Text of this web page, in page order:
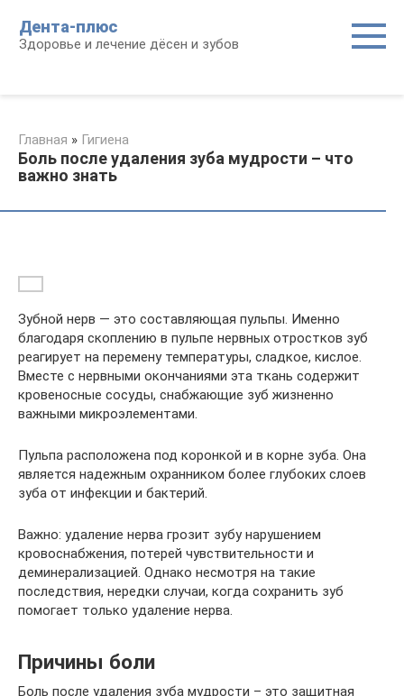
контенту
Дента-плюс
Здоровье и лечение дёсен и зубов
Главная » Гигиена
Боль после удаления зуба мудрости – что
важно знать
Зубной нерв — это составляющая пульпы. Именно
благодаря скоплению в пульпе нервных отростков зуб
реагирует на перемену температуры, сладкое, кислое.
Вместе с нервными окончаниями эта ткань содержит
кровеносные сосуды, снабжающие зуб жизненно
важными микроэлементами.
Пульпа расположена под коронкой и в корне зуба. Она
является надежным охранником более глубоких слоев
зуба от инфекции и бактерий.
Важно: удаление нерва грозит зубу нарушением
кровоснабжения, потерей чувствительности и
деминерализацией. Однако несмотря на такие
последствия, нередки случаи, когда сохранить зуб
помогает только удаление нерва.
Причины боли
Боль после удаления зуба мудрости – это защитная